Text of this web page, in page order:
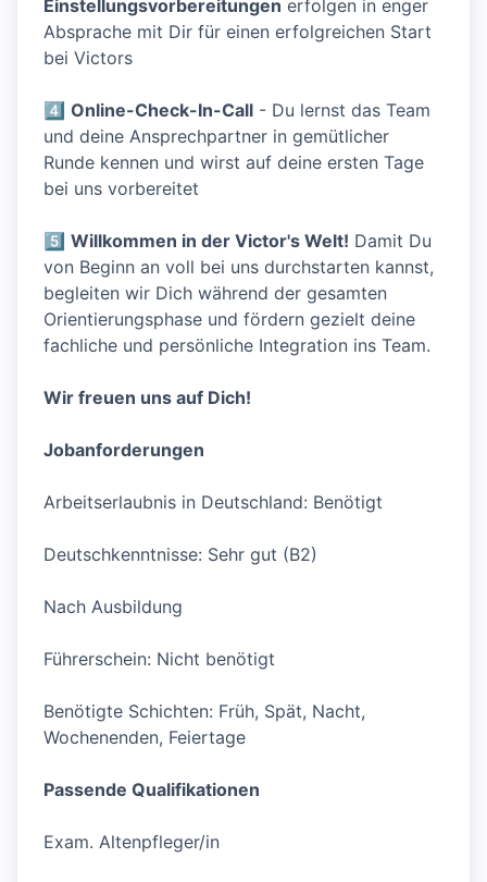
Einstellungsvorbereitungen erfolgen in enger
Absprache mit Dir für einen erfolgreichen Start
bei Victors
4⃣ Online-Check-In-Call - Du lernst das Team
und deine Ansprechpartner in gemütlicher
Runde kennen und wirst auf deine ersten Tage
bei uns vorbereitet
5⃣ Willkommen in der Victor's Welt! Damit Du
von Beginn an voll bei uns durchstarten kannst,
begleiten wir Dich während der gesamten
Orientierungsphase und fördern gezielt deine
fachliche und persönliche Integration ins Team.
Wir freuen uns auf Dich!
Jobanforderungen
Arbeitserlaubnis in Deutschland: Benötigt
Deutschkenntnisse: Sehr gut (B2)
Nach Ausbildung
Führerschein: Nicht benötigt
Benötigte Schichten: Früh, Spät, Nacht,
Wochenenden, Feiertage
Passende Qualifikationen
Exam. Altenpfleger/in